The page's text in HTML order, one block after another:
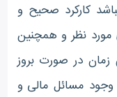
کارکرد صحیح و
نظر و همچنین
زمان در صورت بروز
مسائل مالی و